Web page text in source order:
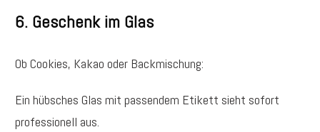
6. Geschenk im Glas
Ob Cookies, Kakao oder Backmischung:
Ein hübsches Glas mit passendem Etikett sieht sofort
professionell aus.